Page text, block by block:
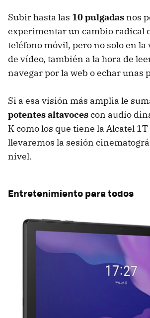
Subir hasta las 10 pulgadas nos
experimentar un cambio radical
teléfono móvil, pero no solo en
de vídeo, también a la hora de
navegar por la web o echar unas
Si a esa visión más amplia le
potentes altavocescon audio
K como los que tiene la Alcatel
llevaremos la sesión
nivel.
Entretenimiento para todos